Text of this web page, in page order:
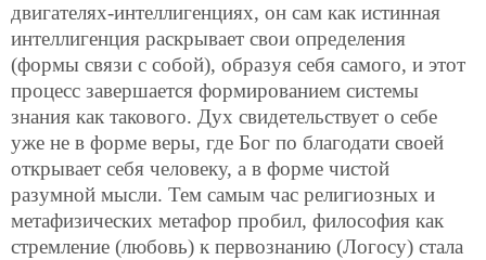
двигателях-интеллигенциях, он сам как истинная
интеллигенция раскрывает свои определения
(формы связи с собой), образуя себя самого, и этот
процесс завершается формированием системы
знания как такового. Дух свидетельствует о себе
уже не в форме веры, где Бог по благодати своей
открывает себя человеку, а в форме чистой
разумной мысли. Тем самым час религиозных и
метафизических метафор пробил, философия как
стремление (любовь) к первознанию (Логосу) стала